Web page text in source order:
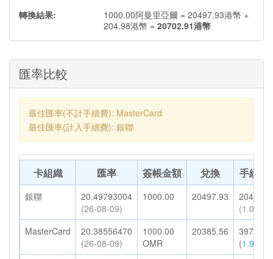
轉換結果:
1000.00阿曼里亞爾 = 20497.93港幣 +
204.98港幣 = 20702.91港幣
匯率比較
最佳匯率(不計手續費): MasterCard
最佳匯率(計入手續費): 銀聯
卡組織 匯率 簽帳金額 兌換 手續費
銀聯
20.49793004
(26-08-09)
1000.00 20497.93
204.98
(1.00%)
MasterCard
20.38556470
(26-08-09)
1000.00
OMR
20385.56
397.52
(1.95%